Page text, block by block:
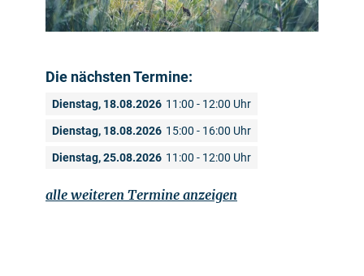
Die nächsten Termine:
Dienstag, 18.08.2026 11:00 - 12:00 Uhr
Dienstag, 18.08.2026 15:00 - 16:00 Uhr
Dienstag, 25.08.2026 11:00 - 12:00 Uhr
alle weiteren Termine anzeigen